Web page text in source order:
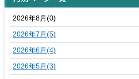
2026年8月(0)
2026年7月(5)
2026年6月(4)
2026年5月(3)